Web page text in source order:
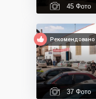
45 Фото
Рекомендовано
37 Фото